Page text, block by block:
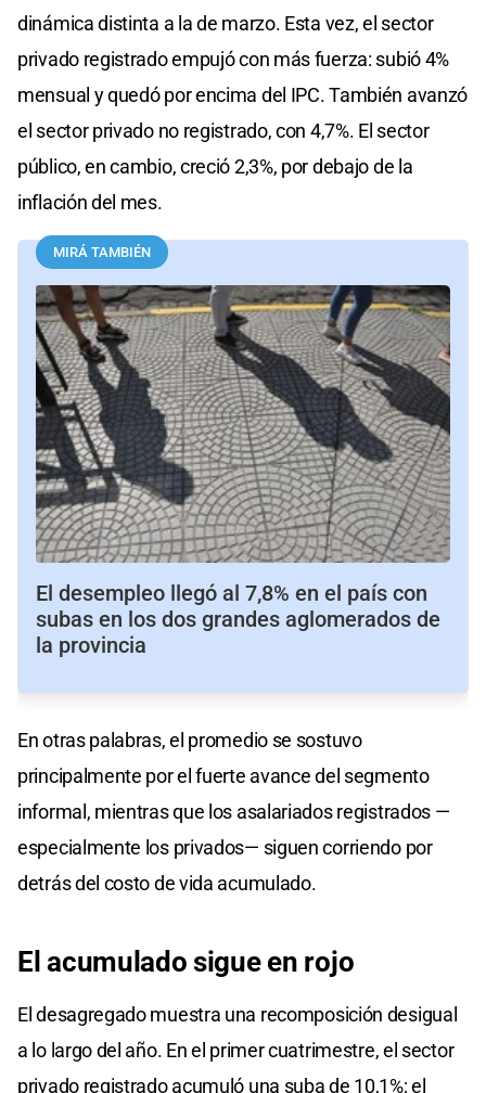
dinámica distinta a la de marzo. Esta vez, el sector
privado registrado empujó con más fuerza: subió 4%
mensual y quedó por encima del IPC. También avanzó
el sector privado no registrado, con 4,7%. El sector
público, en cambio, creció 2,3%, por debajo de la
inflación del mes.
MIRÁ TAMBIÉN
El desempleo llegó al 7,8% en el país con
subas en los dos grandes aglomerados de
la provincia
En otras palabras, el promedio se sostuvo
principalmente por el fuerte avance del segmento
informal, mientras que los asalariados registrados —
especialmente los privados— siguen corriendo por
detrás del costo de vida acumulado.
El acumulado sigue en rojo
El desagregado muestra una recomposición desigual
a lo largo del año. En el primer cuatrimestre, el sector
privado registrado acumuló una suba de 10,1%; el